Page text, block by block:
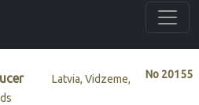
No 20155
Latvia, Vidzeme,